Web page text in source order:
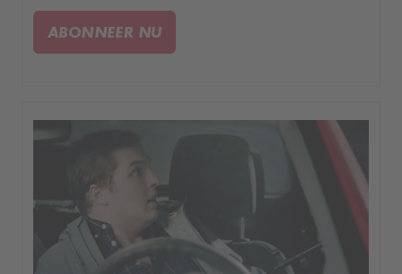
anders, maar iedereen heeft een tragisch einde.
ABONNEER NU